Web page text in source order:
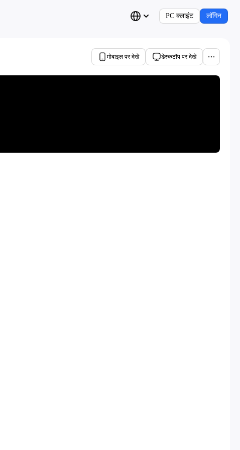
PC क्लाइंट लॉगिन
मोबाइल पर देखें डेस्कटॉप पर देखें